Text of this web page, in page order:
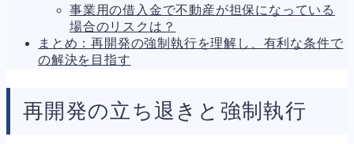
私的整理151
法的整理476
債権者対応19
換価・競売
事業用の借入金で不動産が担保になっている
場合のリスクは？
まとめ：再開発の強制執行を理解し、有利な条件で
の解決を目指す
再開発の立ち退きと強制執行